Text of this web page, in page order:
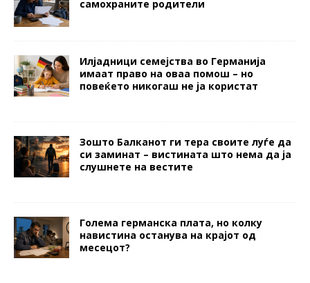
самохраните родители
Илјадници семејства во Германија
имаат право на оваа помош – но
повеќето никогаш не ја користат
Зошто Балканот ги тера своите луѓе да
си заминат – вистината што нема да ја
слушнете на вестите
Голема германска плата, но колку
навистина останува на крајот од
месецот?